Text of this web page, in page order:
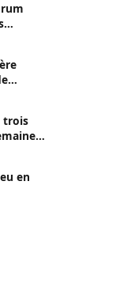
trois
à
en